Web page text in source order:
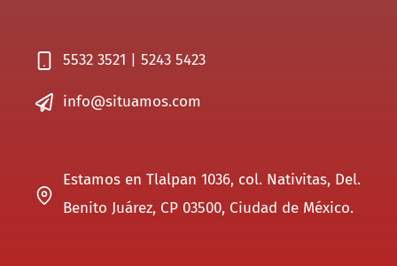
5532 3521 | 5243 5423
info@situamos.com
Estamos en Tlalpan 1036, col. Nativitas, Del.
Benito Juárez, CP 03500, Ciudad de México.